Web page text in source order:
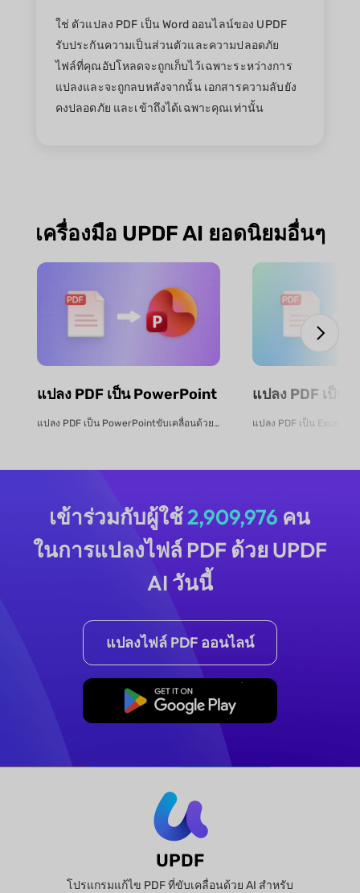
ใช่ ตัวแปลง PDF เป็น Word ออนไลน์ของ UPDF
รับประกันความเป็นส่วนตัวและความปลอดภัย
ไฟล์ที่คุณอัปโหลดจะถูกเก็บไว้เฉพาะระหว่างการ
แปลงและจะถูกลบหลังจากนั้น เอกสารความลับยัง
คงปลอดภัย และเข้าถึงได้เฉพาะคุณเท่านั้น
เครื่องมือ UPDF AI ยอดนิยมอื่นๆ
แปลง PDF เป็น PowerPoint
แปลง PDF เป็น PowerPointขับเคลื่อนด้วย AI แ...
แปลง PDF เป็น
เข้าร่วมกับผู้ใช้2,909,976 คน
ในการแปลงไฟล์ PDF ด้วย UPDF
AI วันนี้
แปลงไฟล์ PDF ออนไลน์
แปลงไฟล์ PDF ออฟไลน์
UPDF
โปรแกรมแก้ไข PDF ที่ขับเคลื่อนด้วย AI สำหรับ